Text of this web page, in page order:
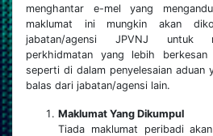
menghantar e-mel yang
maklumat ini mungkin akan
jabatan/agensi JPVNJ untuk
perkhidmatan yang lebih
seperti di dalam penyelesaian aduan
balas dari jabatan/agensi lain.
Maklumat Yang Dikumpul
Tiada maklumat peribadi